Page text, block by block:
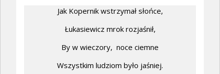
Jak Kopernik wstrzymał słońce,
Łukasiewicz mrok rozjaśnił,
By w wieczory, noce ciemne
Wszystkim ludziom było jaśniej.